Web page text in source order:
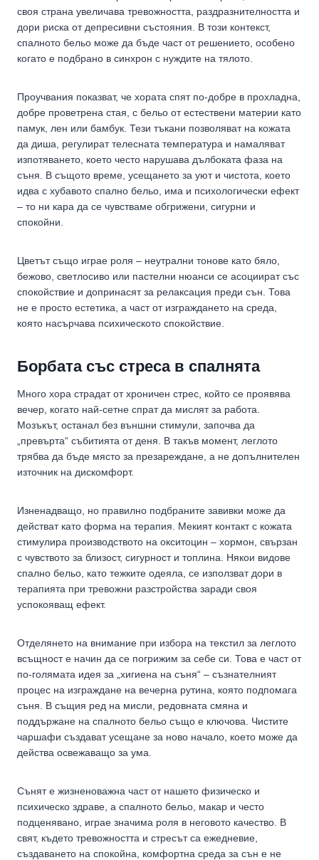
своя страна увеличава тревожността, раздразнителността и
дори риска от депресивни състояния. В този контекст,
спалното бельо може да бъде част от решението, особено
когато е подбрано в синхрон с нуждите на тялото.
Проучвания показват, че хората спят по-добре в прохладна,
добре проветрена стая, с бельо от естествени материи като
памук, лен или бамбук. Тези тъкани позволяват на кожата
да диша, регулират телесната температура и намаляват
изпотяването, което често нарушава дълбоката фаза на
съня. В същото време, усещането за уют и чистота, което
идва с хубавото спално бельо, има и психологически ефект
– то ни кара да се чувстваме обгрижени, сигурни и
спокойни.
Цветът също играе роля – неутрални тонове като бяло,
бежово, светлосиво или пастелни нюанси се асоциират със
спокойствие и допринасят за релаксация преди сън. Това
не е просто естетика, а част от изграждането на среда,
която насърчава психическото спокойствие.
Борбата със стреса в спалнята
Много хора страдат от хроничен стрес, който се проявява
вечер, когато най-сетне спрат да мислят за работа.
Мозъкът, останал без външни стимули, започва да
„превърта“ събитията от деня. В такъв момент, леглото
трябва да бъде място за презареждане, а не допълнителен
източник на дискомфорт.
Изненадващо, но правилно подбраните завивки може да
действат като форма на терапия. Мекият контакт с кожата
стимулира производството на окситоцин – хормон, свързан
с чувството за близост, сигурност и топлина. Някои видове
спално бельо, като тежките одеяла, се използват дори в
терапията при тревожни разстройства заради своя
успокояващ ефект.
Отделянето на внимание при избора на текстил за леглото
всъщност е начин да се погрижим за себе си. Това е част от
по-голямата идея за „хигиена на съня“ – съзнателният
процес на изграждане на вечерна рутина, която подпомага
съня. В същия ред на мисли, редовната смяна и
поддържане на спалното бельо също е ключова. Чистите
чаршафи създават усещане за ново начало, което може да
действа освежаващо за ума.
Сънят е жизненоважна част от нашето физическо и
психическо здраве, а спалното бельо, макар и често
подценявано, играе значима роля в неговото качество. В
свят, където тревожността и стресът са ежедневие,
създаването на спокойна, комфортна среда за сън е не